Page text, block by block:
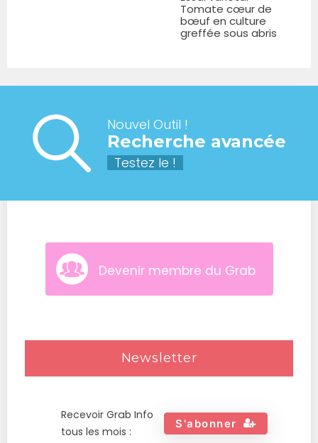
Tomate cœur de
bœuf en culture
greffée sous abris
Nouvel Outil !
Recherche avancée
Testez le !
Devenir membre du Grab
Newsletter
Recevoir Grab Info
tous les mois :
S'abonner